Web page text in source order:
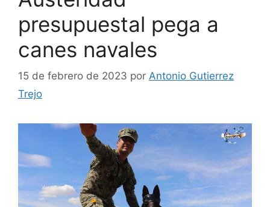
presupuestal pega a
canes navales
15 de febrero de 2023 por Antonio Gutierrez
Trejo